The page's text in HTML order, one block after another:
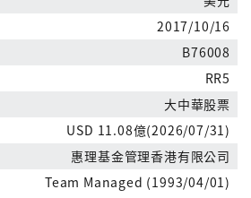
2017/10/16
B76008
RR5
大中華股票
USD 11.08億(2026/07/31)
惠理基金管理香港有限公司
Team Managed (1993/04/01)